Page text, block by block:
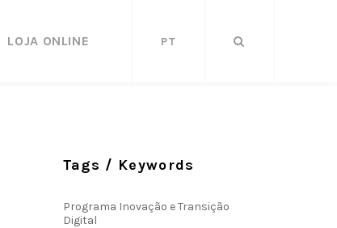
PT
LOJA ONLINE
Tags / Keywords
Programa Inovação e Transição
Digital